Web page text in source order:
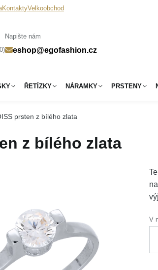
KontaktyVelkoobchod
Napište nám
eshop@egofashion.cz
ŘETÍZKY NÁRAMKY PRSTENY
prsten z bílého zlata
z bílého zlata
V